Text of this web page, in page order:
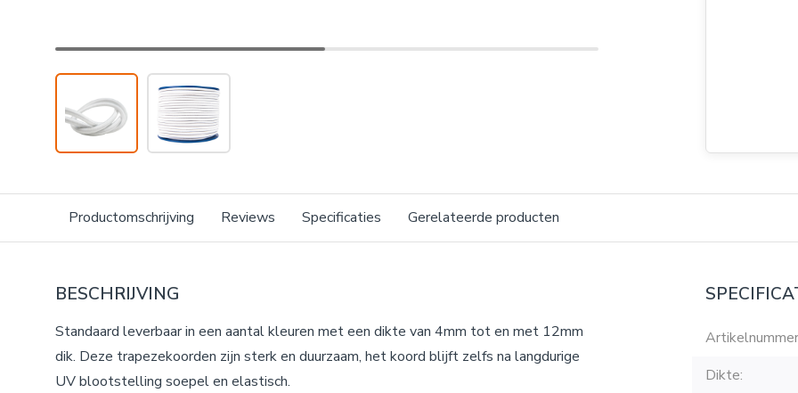
Productomschrijving Reviews Specificaties Gerelateerde producten
BESCHRIJVING
Standaard leverbaar in een aantal kleuren met een dikte van 4mm tot en met 12mm
dik. Deze trapezekoorden zijn sterk en duurzaam, het koord blijft zelfs na langdurige
UV blootstelling soepel en elastisch.
Dikte: